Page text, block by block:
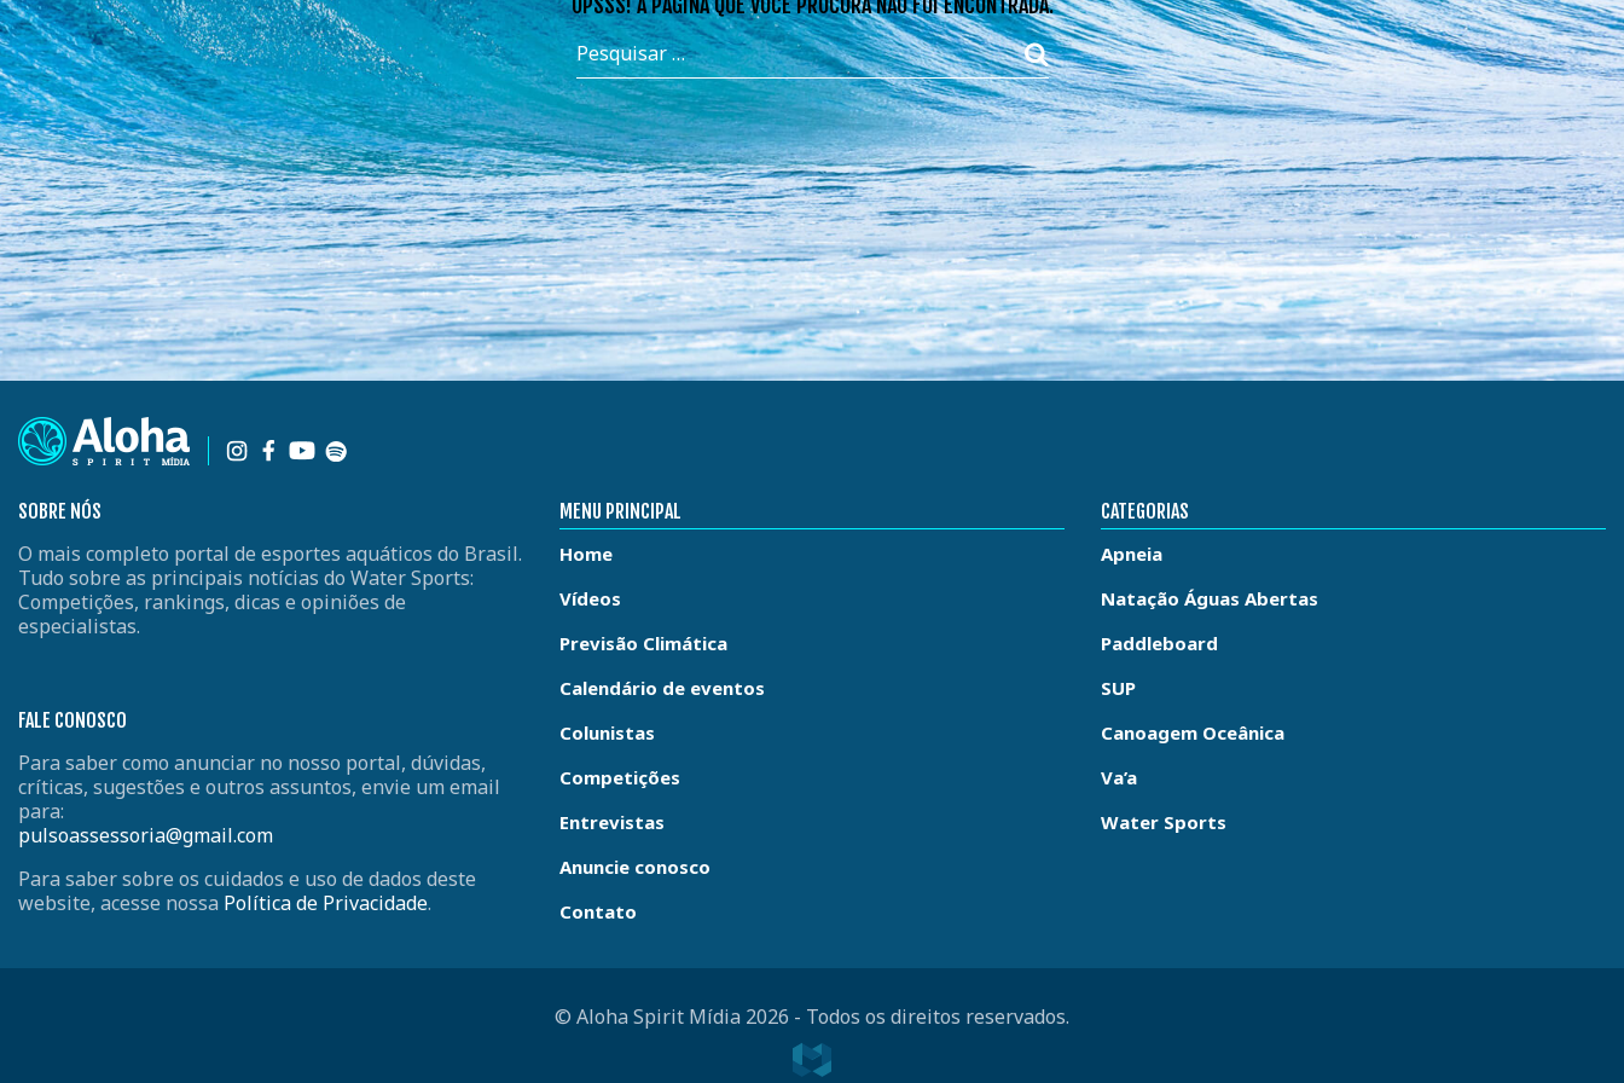
SOBRE NÓS
O mais completo portal de esportes aquáticos do Brasil.
Tudo sobre as principais notícias do Water Sports:
Competições, rankings, dicas e opiniões de
especialistas.
FALE CONOSCO
Para saber como anunciar no nosso portal, dúvidas,
críticas, sugestões e outros assuntos, envie um email
para:
pulsoassessoria@gmail.com
Para saber sobre os cuidados e uso de dados deste
website, acesse nossa Política de Privacidade.
MENU PRINCIPAL
Home
Vídeos
Previsão Climática
Calendário de eventos
Colunistas
Competições
Entrevistas
Anuncie conosco
Contato
CATEGORIAS
Apneia
Natação Águas Abertas
Paddleboard
SUP
Canoagem Oceânica
Va’a
Water Sports
© Aloha Spirit Mídia 2026 - Todos os direitos reservados.